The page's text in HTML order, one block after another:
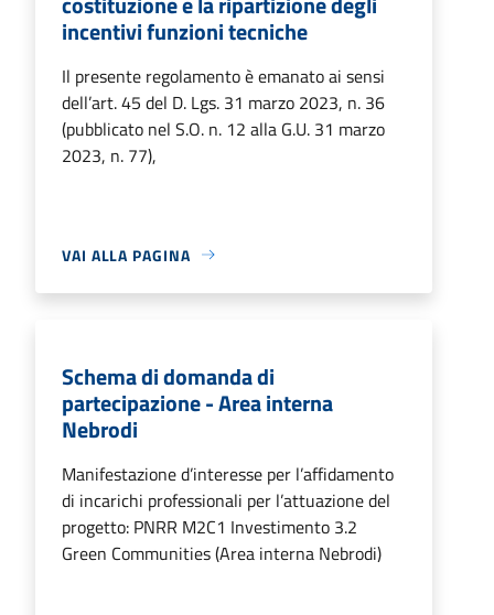
incentivi funzioni tecniche
Il presente regolamento è emanato ai sensi
dell’art. 45 del D. Lgs. 31 marzo 2023, n. 36
(pubblicato nel S.O. n. 12 alla G.U. 31 marzo
2023, n. 77),
VAI ALLA PAGINA
Schema di domanda di
partecipazione - Area interna
Nebrodi
Manifestazione d’interesse per l’affidamento
di incarichi professionali per l’attuazione del
progetto: PNRR M2C1 Investimento 3.2
Green Communities (Area interna Nebrodi)